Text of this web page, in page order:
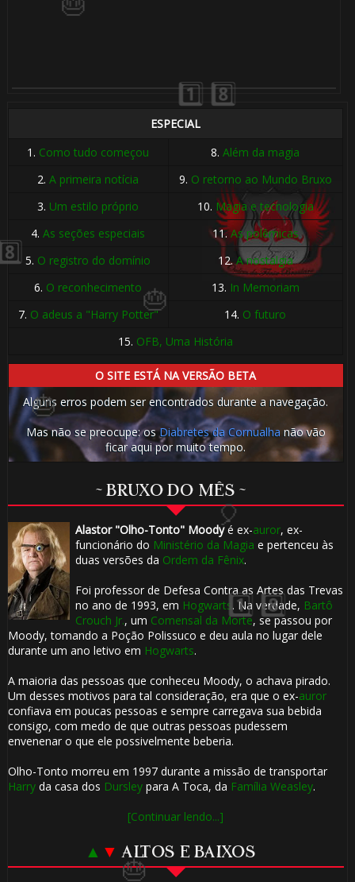
ESPECIAL
1. Como tudo começou 8.Além da magia
2.A primeira notícia 9. O retorno ao Mundo Bruxo
3. Um estilo próprio 10. Magia e tecnologia
4.As seções especiais 11.As polêmicas
5. O registro do domínio 12.A nostalgia
6. O reconhecimento 13. In Memoriam
7. O adeus a "Harry Potter" 14. O futuro
15. OFB, Uma História
O SITE ESTÁ NA VERSÃO BETA
Alguns erros podem ser encontrados durante a navegação.
Mas não se preocupe: osDiabretes da Cornualha não vão
ficar aqui por muito tempo.
~ BRUXO DO MÊS ~
Alastor "Olho-Tonto" Moodyé ex-auror, ex-
funcionário do Ministério da Magia e pertenceu às
duas versões da Ordem da Fênix.
Foi professor de Defesa Contra as Artes das Trevas
no ano de 1993, em Hogwarts . Na verdade, Bartô
Crouch Jr., um Comensal da Morte, se passou por
Moody, tomando a Poção Polissuco e deu aula no lugar dele
durante um ano letivo em Hogwarts.
A maioria das pessoas que conheceu Moody, o achava pirado.
Um desses motivos para tal consideração, era que o ex-auror
confiava em poucas pessoas e sempre carregava sua bebida
consigo, com medo de que outras pessoas pudessem
envenenar o que ele possivelmente beberia.
Olho-Tonto morreu em 1997 durante a missão de transportar
Harryda casa dos Dursleypara A Toca, da Família Weasley.
[Continuar lendo...]
▲ ▼ ALTOS E BAIXOS
🎈
⚡
🎂
🎈